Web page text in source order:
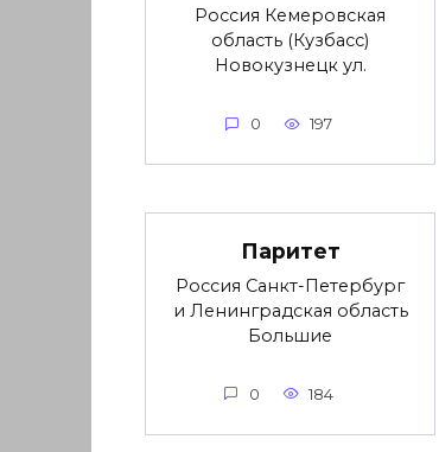
Россия Кемеровская
область (Кузбасс)
Новокузнецк ул.
0 197
Паритет
Россия Санкт-Петербург
и Ленинградская область
Большие
0 184